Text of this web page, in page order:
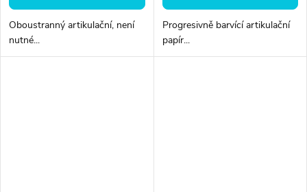
Oboustranný artikulační, není
nutné...
Progresivně barvící artikulační
papír...